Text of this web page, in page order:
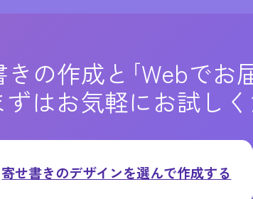
の作成と ｢Webでお
はお気軽にお試しく
寄せ書きのデザインを選んで作成する